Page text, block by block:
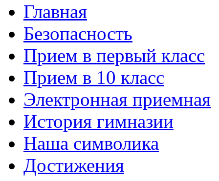
Главная
Безопасность
Прием в первый класс
Прием в 10 класс
Электронная приемная
История гимназии
Наша символика
Достижения